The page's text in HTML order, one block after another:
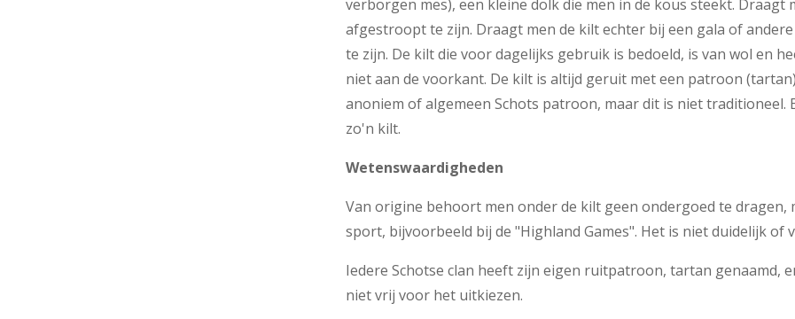
verborgen mes), een kleine dolk die men in de kous steekt.
afgestroopt te zijn. Draagt men de kilt echter bij een gala of
te zijn. De kilt die voor dagelijks gebruik is bedoeld, is van wol en
niet aan de voorkant. De kilt is altijd geruit met een patroon
anoniem of algemeen Schots patroon, maar dit is niet traditioneel.
zo'n kilt.
Wetenswaardigheden
Van origine behoort men onder de kilt geen ondergoed te dragen,
sport, bijvoorbeeld bij de "Highland Games". Het is niet duidelijk of
Iedere Schotse clan heeft zijn eigen ruitpatroon, tartan genaamd,
niet vrij voor het uitkiezen.